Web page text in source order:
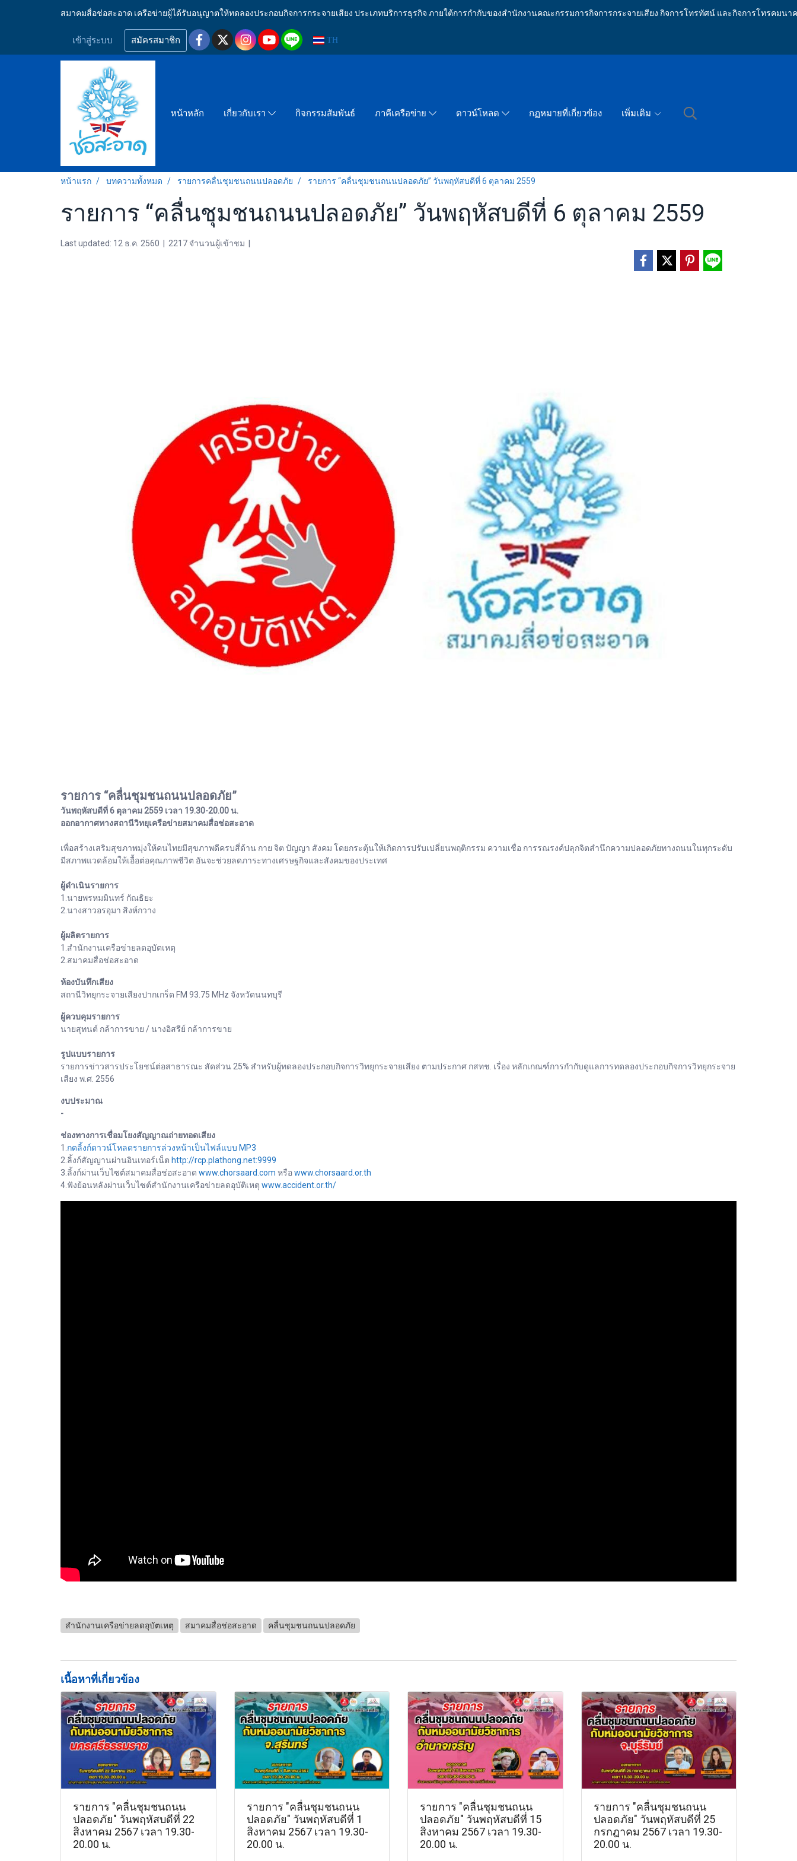
สมาคมสื่อช่อสะอาด เครือข่ายผู้ได้รับอนุญาตให้ทดลองประกอบกิจการกระจายเสียง ประเภทบริการธุรกิจ ภายใต้การกำกับของสำนักงานคณะกรรมการกิจการกระจายเสียง กิจการโทรทัศน์ และกิจการโทรคมนา
เข้าสู่ระบบ สมัครสมาชิก TH
หน้าหลัก เกี่ยวกับเรา กิจกรรมสัมพันธ์ ภาคีเครือข่าย ดาวน์โหลด กฏหมายที่เกี่ยวข้อง เพิ่มเติม
หน้าแรก บทความทั้งหมด รายการคลื่นชุมชนถนนปลอดภัย รายการ “คลื่นชุมชนถนนปลอดภัย” วันพฤหัสบดีที่ 6 ตุลาคม 2559
รายการ “คลื่นชุมชนถนนปลอดภัย” วันพฤหัสบดีที่ 6 ตุลาคม 2559
Last updated: 12 ธ.ค. 2560 2217 จำนวนผู้เข้าชม
รายการ “คลื่นชุมชนถนนปลอดภัย”
วันพฤหัสบดีที่ 6 ตุลาคม 2559 เวลา 19.30-20.00 น.
ออกอากาศทางสถานีวิทยุเครือข่ายสมาคมสื่อช่อสะอาด
เพื่อสร้างเสริมสุขภาพมุ่งให้คนไทยมีสุขภาพดีครบสี่ด้าน กาย จิต ปัญญา สังคม โดยกระตุ้นให้เกิดการปรับเปลี่ยนพฤติกรรม ความเชื่อ การรณรงค์ปลุกจิตสำนึกความปลอดภัยทางถนนในทุกระดับ
มีสภาพแวดล้อมให้เอื้อต่อคุณภาพชีวิต อันจะช่วยลดภาระทางเศรษฐกิจและสังคมของประเทศ
ผู้ดำเนินรายการ
1.นายพรหมมินทร์ กัณธิยะ
2.นางสาวอรอุมา สิงห์กวาง
ผู้ผลิตรายการ
1.สำนักงานเครือข่ายลดอุบัตเหตุ
2.สมาคมสื่อช่อสะอาด
ห้องบันทึกเสียง
สถานีวิทยุกระจายเสียงปากเกร็ด FM 93.75 MHz จังหวัดนนทบุรี
ผู้ควบคุมรายการ
นายสุทนต์ กล้าการขาย / นางอิสรีย์ กล้าการขาย
รูปแบบรายการ
รายการข่าวสารประโยชน์ต่อสาธารณะ สัดส่วน 25% สำหรับผู้ทดลองประกอบกิจการวิทยุกระจายเสียง ตามประกาศ กสทช. เรื่อง หลักเกณฑ์การกำกับดูแลการทดลองประกอบกิจการวิทยุกระจาย
เสียง พ.ศ. 2556
งบประมาณ
-
ช่องทางการเชื่อมโยงสัญญาณถ่ายทอดเสียง
1.กดลิ้งก์ดาวน์โหลดรายการล่วงหน้าเป็นไฟล์แบบ MP3
2.ลิ้งก์สัญญานผ่านอินเทอร์เน็ต http://rcp.plathong.net:9999
3.ลิ้งก์ผ่านเว็บไซต์สมาคมสื่อช่อสะอาด www.chorsaard.com หรือwww.chorsaard.or.th
4.ฟังย้อนหลังผ่านเว็บไซต์สำนักงานเครือข่ายลดอุบัติเหตุ www.accident.or.th/
สำนักงานเครือข่ายลดอุบัตเหตุ สมาคมสื่อช่อสะอาด คลื่นชุมชนถนนปลอดภัย
เนื้อหาที่เกี่ยวข้อง
รายการ "คลื่นชุมชนถนน
ปลอดภัย" วันพฤหัสบดีที่ 22
สิงหาคม 2567 เวลา 19.30-
20.00 น.
รายการ "คลื่นชุมชนถนน
ปลอดภัย" วันพฤหัสบดีที่ 1
สิงหาคม 2567 เวลา 19.30-
20.00 น.
รายการ "คลื่นชุมชนถนน
ปลอดภัย" วันพฤหัสบดีที่ 15
สิงหาคม 2567 เวลา 19.30-
20.00 น.
รายการ "คลื่นชุมชนถนน
ปลอดภัย" วันพฤหัสบดีที่ 25
กรกฎาคม 2567 เวลา 19.30-
20.00 น.